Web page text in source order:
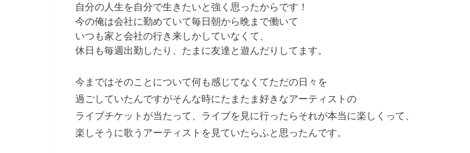
自分の人生を自分で生きたいと強く思ったからです！
今の俺は会社に勤めていて毎日朝から晩まで働いて
いつも家と会社の行き来しかしていなくて、
休日も毎週出勤したり、たまに友達と遊んだりしてます。
今まではそのことについて何も感じてなくてただの日々を
過ごしていたんですがそんな時にたまたま好きなアーティストの
ライブチケットが当たって、ライブを見に行ったらそれが本当に楽しくって、
楽しそうに歌うアーティストを見ていたらふと思ったんです。